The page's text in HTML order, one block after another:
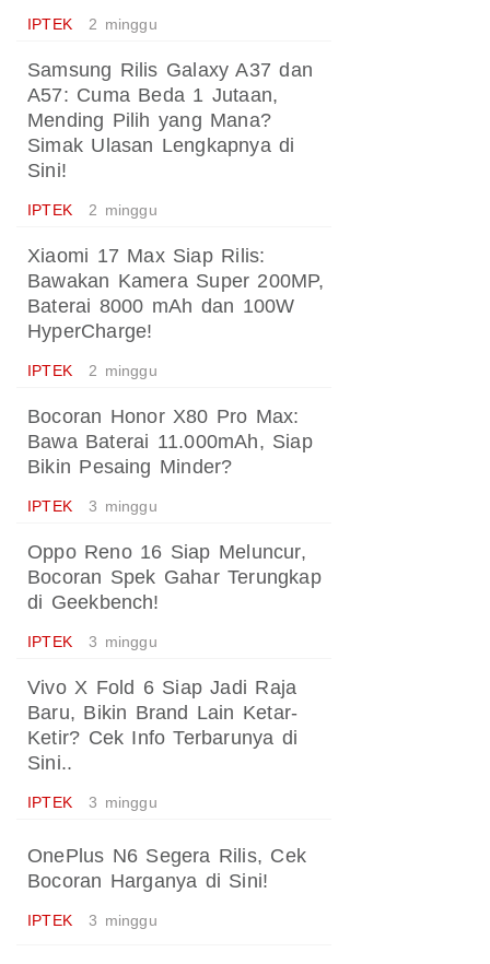
IPTEK 2 minggu
Samsung Rilis Galaxy A37 dan
A57: Cuma Beda 1 Jutaan,
Mending Pilih yang Mana?
Simak Ulasan Lengkapnya di
Sini!
IPTEK 2 minggu
Xiaomi 17 Max Siap Rilis:
Bawakan Kamera Super 200MP,
Baterai 8000 mAh dan 100W
HyperCharge!
IPTEK 2 minggu
Bocoran Honor X80 Pro Max:
Bawa Baterai 11.000mAh, Siap
Bikin Pesaing Minder?
IPTEK 3 minggu
Oppo Reno 16 Siap Meluncur,
Bocoran Spek Gahar Terungkap
di Geekbench!
IPTEK 3 minggu
Vivo X Fold 6 Siap Jadi Raja
Baru, Bikin Brand Lain Ketar-
Ketir? Cek Info Terbarunya di
Sini..
IPTEK 3 minggu
OnePlus N6 Segera Rilis, Cek
Bocoran Harganya di Sini!
IPTEK 3 minggu